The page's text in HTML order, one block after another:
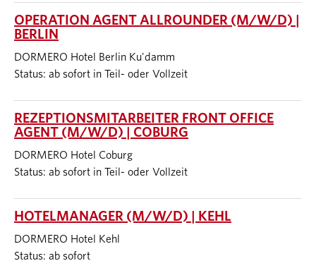
OPERATION AGENT ALLROUNDER (M/W/D) |
BERLIN
DORMERO Hotel Berlin Ku'damm
Status: ab sofort in Teil- oder Vollzeit
REZEPTIONSMITARBEITER FRONT OFFICE
AGENT (M/W/D) | COBURG
DORMERO Hotel Coburg
Status: ab sofort in Teil- oder Vollzeit
HOTELMANAGER (M/W/D) | KEHL
DORMERO Hotel Kehl
Status: ab sofort